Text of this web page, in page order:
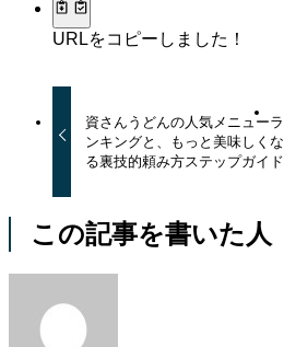
URLをコピーしました！
資さんうどんの人気メニューラ
ンキングと、もっと美味しくな
る裏技的頼み方ステップガイド
この記事を書いた人